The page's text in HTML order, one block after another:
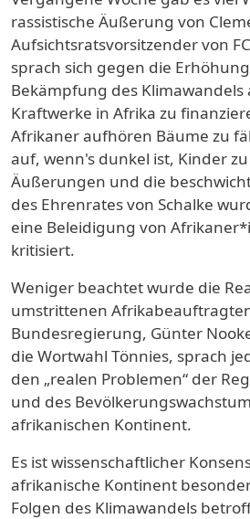
rassistische Äußerung von
Aufsichtsratsvorsitzender von
sprach sich gegen die
Bekämpfung des
Kraftwerke in Afrika zu
Afrikaner aufhören Bäume zu
auf, wenn's dunkel ist, Kinder
Äußerungen und die
des Ehrenrates von Schalke
eine Beleidigung von
kritisiert.
Weniger beachtet wurde die
umstrittenen
Bundesregierung, Günter
die Wortwahl Tönnies, sprach
den „realen Problemen“ der
und des
afrikanischen Kontinent.
Es ist wissenschaftlicher
afrikanische Kontinent
Folgen des Klimawandels